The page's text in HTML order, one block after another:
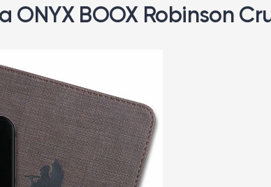
ONYX BOOX Robinson